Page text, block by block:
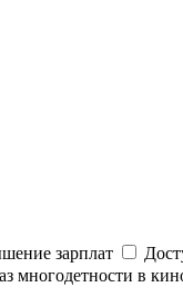
зарплат
многодетности в